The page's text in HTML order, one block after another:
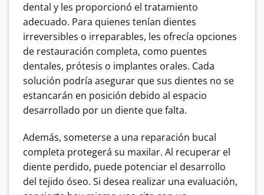
dental y les proporcionó el tratamiento
adecuado. Para quienes tenían dientes
irreversibles o irreparables, les ofrecía opciones
de restauración completa, como puentes
dentales, prótesis o implantes orales. Cada
solución podría asegurar que sus dientes no se
estancarán en posición debido al espacio
desarrollado por un diente que falta.
Además, someterse a una reparación bucal
completa protegerá su maxilar. Al recuperar el
diente perdido, puede potenciar el desarrollo
del tejido óseo. Si desea realizar una evaluación,